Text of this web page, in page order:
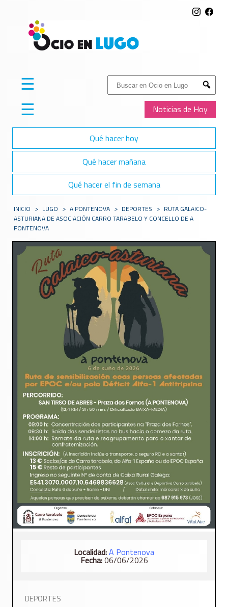
Buscar:
Submit
Noticias de Hoy
☰
☰
Qué hacer hoy
Qué hacer mañana
Qué hacer el fin de semana
INICIO > LUGO > A PONTENOVA > DEPORTES > RUTA GALAICO-
ASTURIANA DE ASOCIACIÓN CARRO TARABELO Y CONCELLO DE A
PONTENOVA
Localidad:A Pontenova
Fecha:06/06/2026
DEPORTES